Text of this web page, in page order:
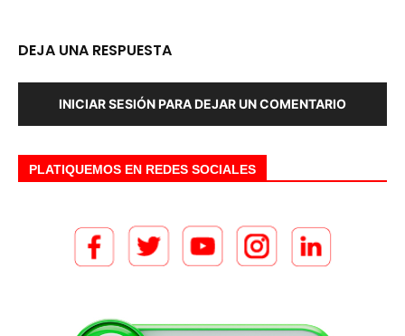
DEJA UNA RESPUESTA
INICIAR SESIÓN PARA DEJAR UN COMENTARIO
PLATIQUEMOS EN REDES SOCIALES